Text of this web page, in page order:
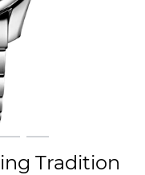
Tradition